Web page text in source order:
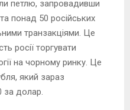
петлю, запровадивши
понад 50 російських
транзакціями. Це
росії торгувати
на чорному ринку. Це
який зараз
за долар.